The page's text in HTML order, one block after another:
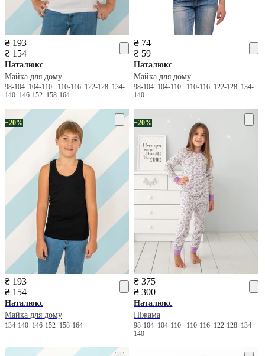
₴ 193
₴ 154
Наталюкс
Майка для дому
98-104 104-110 110-116 122-128 134-
140 146-152 158-164
₴ 74
₴ 59
Наталюкс
Майка для дому
98-104 104-110 110-116 122-128 134-
140
−20%
₴ 193
₴ 154
Наталюкс
Майка для дому
134-140 146-152 158-164
−20%
₴ 375
₴ 300
Наталюкс
Піжама
98-104 104-110 110-116 122-128 134-
140